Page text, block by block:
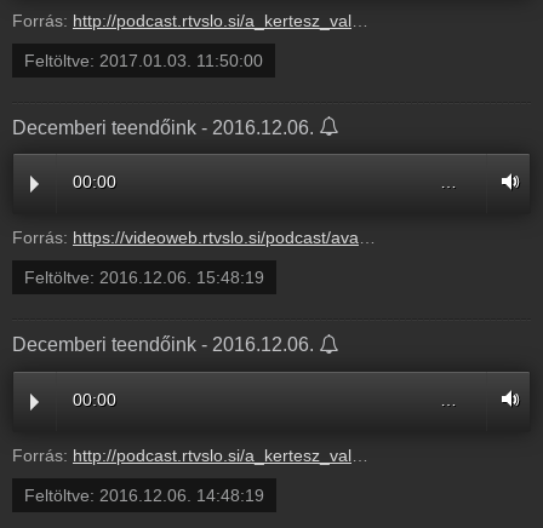
Forrás: http://podcast.rtvslo.si/a_kertesz_valaszol.xml#6976e50d64bca433b60f6cc03d68bad9
Feltöltve: 2017.01.03. 11:50:00
Decemberi teendőink - 2016.12.06.
00:00 …
Forrás: https://videoweb.rtvslo.si/podcast/ava_archive03/2016/12/06/Decemberiteendink280109.mp3
Feltöltve: 2016.12.06. 15:48:19
Decemberi teendőink - 2016.12.06.
00:00
Forrás: http://podcast.rtvslo.si/a_kertesz_valaszol.xml#8914ac25e3c318c3d117529ae072ed85
Feltöltve: 2016.12.06. 14:48:19